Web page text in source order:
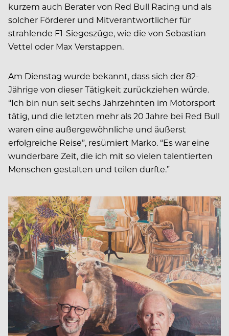
kurzem auch Berater von Red Bull Racing und als
solcher Förderer und Mitverantwortlicher für
strahlende F1-Siegeszüge, wie die von Sebastian
Vettel oder Max Verstappen.
Am Dienstag wurde bekannt, dass sich der 82-
Jährige von dieser Tätigkeit zurückziehen würde.
“Ich bin nun seit sechs Jahrzehnten im Motorsport
tätig, und die letzten mehr als 20 Jahre bei Red Bull
waren eine außergewöhnliche und äußerst
erfolgreiche Reise”, resümiert Marko. “Es war eine
wunderbare Zeit, die ich mit so vielen talentierten
Menschen gestalten und teilen durfte.”